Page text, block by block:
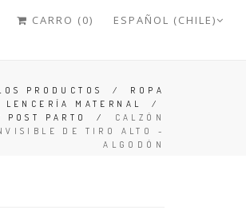
CARRO (0) ESPAÑOL (CHILE)
PRODUCTOS / ROPA
LENCERÍA MATERNAL
/
POST PARTO
/
CALZÓN
DE TIRO ALTO -
ALGODÓN